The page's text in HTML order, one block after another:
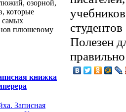
озорной,
которые
самых
плюшевому
книжка
Полезен